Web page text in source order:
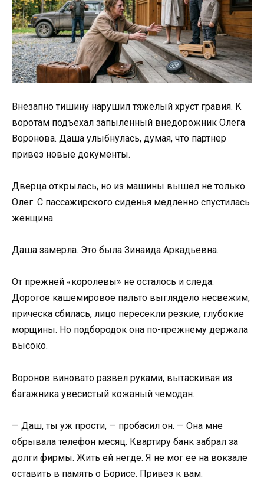
Внезапно тишину нарушил тяжелый хруст гравия. К
воротам подъехал запыленный внедорожник Олега
Воронова. Даша улыбнулась, думая, что партнер
привез новые документы.
Дверца открылась, но из машины вышел не только
Олег. С пассажирского сиденья медленно спустилась
женщина.
Даша замерла. Это была Зинаида Аркадьевна.
От прежней «королевы» не осталось и следа.
Дорогое кашемировое пальто выглядело несвежим,
прическа сбилась, лицо пересекли резкие, глубокие
морщины. Но подбородок она по-прежнему держала
высоко.
Воронов виновато развел руками, вытаскивая из
багажника увесистый кожаный чемодан.
— Даш, ты уж прости, — пробасил он. — Она мне
обрывала телефон месяц. Квартиру банк забрал за
долги фирмы. Жить ей негде. Я не мог ее на вокзале
оставить в память о Борисе. Привез к вам.